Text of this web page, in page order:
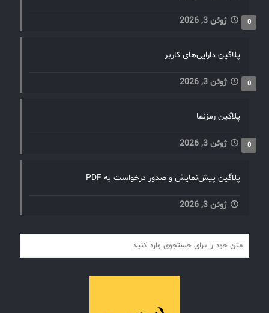
ژوئن 3, 2026 0
پلاگین دارایی‌های کاربر
ژوئن 3, 2026 0
پلاگین رمزنما
ژوئن 3, 2026 0
پلاگین پیش‌نمایش و صدور درخواست به PDF
ژوئن 3, 2026